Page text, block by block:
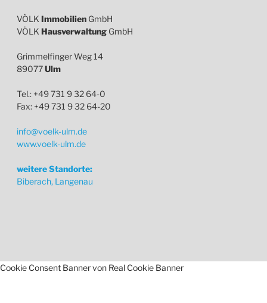
VÖLK Immobilien GmbH
VÖLK Hausverwaltung GmbH
Grimmelfinger Weg 14
89077Ulm
Tel.: +49 731 9 32 64-0
Fax: +49 731 9 32 64-20
info@voelk-ulm.de
www.voelk-ulm.de
weitere Standorte:
Biberach, Langenau
Cookie Consent Banner von Real Cookie Banner